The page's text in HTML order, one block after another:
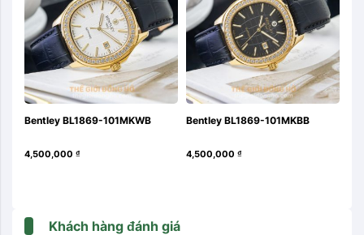
Bentley BL1869-101MKWB
4,500,000 ₫
Bentley BL1869-101MKBB
4,500,000 ₫
Khách hàng đánh giá